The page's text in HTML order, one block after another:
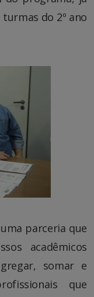
do 2º ano
parceria que
acadêmicos
somar e
que